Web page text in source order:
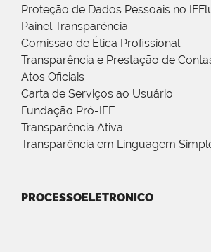
Proteção de Dados Pessoais no
Painel Transparência
Comissão de Ética Profissional
Transparência e Prestação de
Atos Oficiais
Carta de Serviços ao Usuário
Fundação Pró-IFF
Transparência Ativa
Transparência em Linguagem
PROCESSOELETRONICO